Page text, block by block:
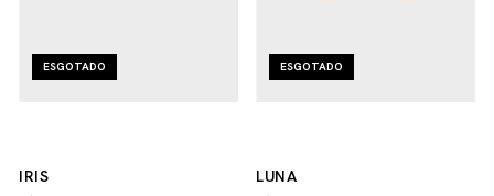
ESGOTADO
IRIS
ESGOTADO
LUNA